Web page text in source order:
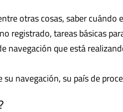
otras cosas, saber
registrado, tareas básicas
navegación que está
navegación, su país de